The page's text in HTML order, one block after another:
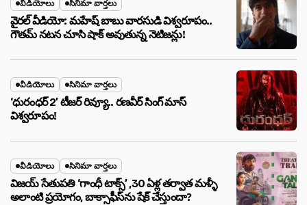
వీడియోలు సినిమా వార్తలు
వైరల్ వీడియో: మహేష్ బాబు వారసుడి విశ్వరూపం..
గౌతమ్ నటన చూసి షాక్ అవుతున్న నెటిజన్లు!
వీడియోలు సినిమా వార్తలు
‘ధురంధర్ 2’ టీజర్ రివ్యూ.. రణవీర్ సింగ్ మాస్
విశ్వరూపం!
వీడియోలు సినిమా వార్తలు
విజయ్ సేతుపతి ‘గాంధీ టాక్స్’ ,30 ఏళ్ల తర్వాత మళ్ళీ
అలాంటి ప్రయోగం, బాక్సాఫీస్‌ను షేక్ చేస్తుందా?